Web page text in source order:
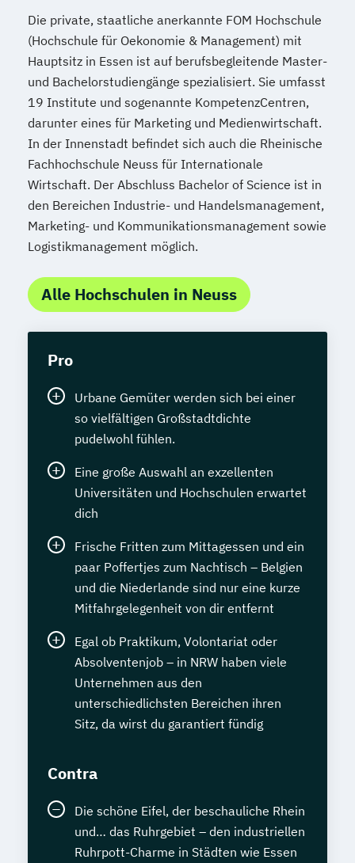
Die private, staatliche anerkannte FOM Hochschule
(Hochschule für Oekonomie & Management) mit
Hauptsitz in Essen ist auf berufsbegleitende Master-
und Bachelorstudiengänge spezialisiert. Sie umfasst
19 Institute und sogenannte KompetenzCentren,
darunter eines für Marketing und Medienwirtschaft.
In der Innenstadt befindet sich auch die Rheinische
Fachhochschule Neuss für Internationale
Wirtschaft. Der Abschluss Bachelor of Science ist in
den Bereichen Industrie- und Handelsmanagement,
Marketing- und Kommunikationsmanagement sowie
Logistikmanagement möglich.
Alle Hochschulen in Neuss
Pro
Urbane Gemüter werden sich bei einer
so vielfältigen Großstadtdichte
pudelwohl fühlen.
Eine große Auswahl an exzellenten
Universitäten und Hochschulen erwartet
dich
Frische Fritten zum Mittagessen und ein
paar Poffertjes zum Nachtisch – Belgien
und die Niederlande sind nur eine kurze
Mitfahrgelegenheit von dir entfernt
Egal ob Praktikum, Volontariat oder
Absolventenjob – in NRW haben viele
Unternehmen aus den
unterschiedlichsten Bereichen ihren
Sitz, da wirst du garantiert fündig
Contra
Die schöne Eifel, der beschauliche Rhein
und… das Ruhrgebiet – den industriellen
Ruhrpott-Charme in Städten wie Essen